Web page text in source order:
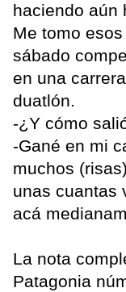
haciendo aún
Me tomo
sábado
en una
duatlón.
-¿Y cómo
-Gané en mi
muchos
unas cuantas
acá
La nota
Patagonia